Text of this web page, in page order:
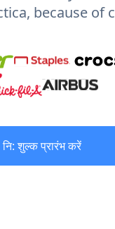
because of
नि: शुल्क प्रारंभ करें